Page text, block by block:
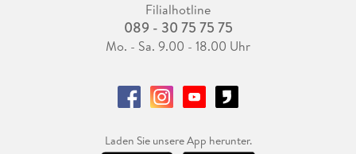
Filialhotline
089 - 30 75 75 75
Mo. - Sa. 9.00 - 18.00 Uhr
Laden Sie unsere App herunter.